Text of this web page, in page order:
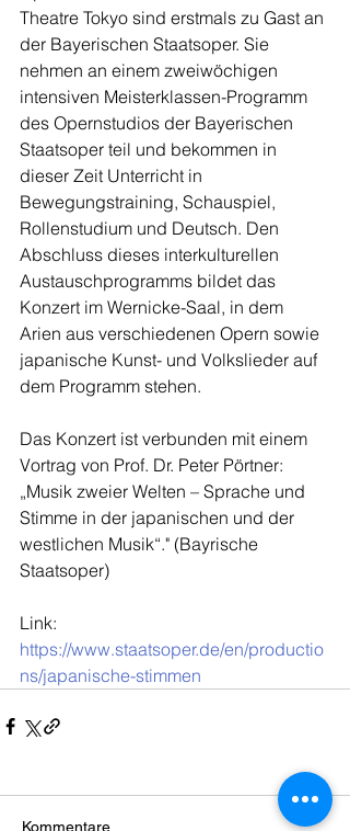
Theatre Tokyo sind erstmals zu Gast an
der Bayerischen Staatsoper. Sie
nehmen an einem zweiwöchigen
intensiven Meisterklassen-Programm
des Opernstudios der Bayerischen
Staatsoper teil und bekommen in
dieser Zeit Unterricht in
Bewegungstraining, Schauspiel,
Rollenstudium und Deutsch. Den
Abschluss dieses interkulturellen
Austauschprogramms bildet das
Konzert im Wernicke-Saal, in dem
Arien aus verschiedenen Opern sowie
japanische Kunst- und Volkslieder auf
dem Programm stehen.
Das Konzert ist verbunden mit einem
Vortrag von Prof. Dr. Peter Pörtner:
„Musik zweier Welten – Sprache und
Stimme in der japanischen und der
westlichen Musik“." (Bayrische
Staatsoper)
Link:
https://www.staatsoper.de/en/productio
ns/japanische-stimmen
Kommentare